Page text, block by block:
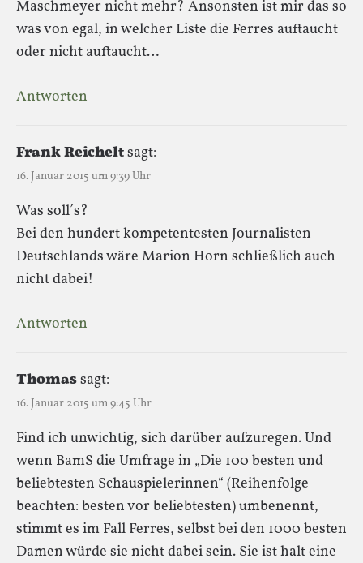
Maschmeyer nicht mehr? Ansonsten ist mir das so
was von egal, in welcher Liste die Ferres auftaucht
oder nicht auftaucht…
Antworten
Frank Reicheltsagt:
16. Januar 2015 um 9:39 Uhr
Was soll´s?
Bei den hundert kompetentesten Journalisten
Deutschlands wäre Marion Horn schließlich auch
nicht dabei!
Antworten
Thomassagt:
16. Januar 2015 um 9:45 Uhr
Find ich unwichtig, sich darüber aufzuregen. Und
wenn BamS die Umfrage in „Die 100 besten und
beliebtesten Schauspielerinnen“ (Reihenfolge
beachten: besten vor beliebtesten) umbenennt,
stimmt es im Fall Ferres, selbst bei den 1000 besten
Damen würde sie nicht dabei sein. Sie ist halt eine